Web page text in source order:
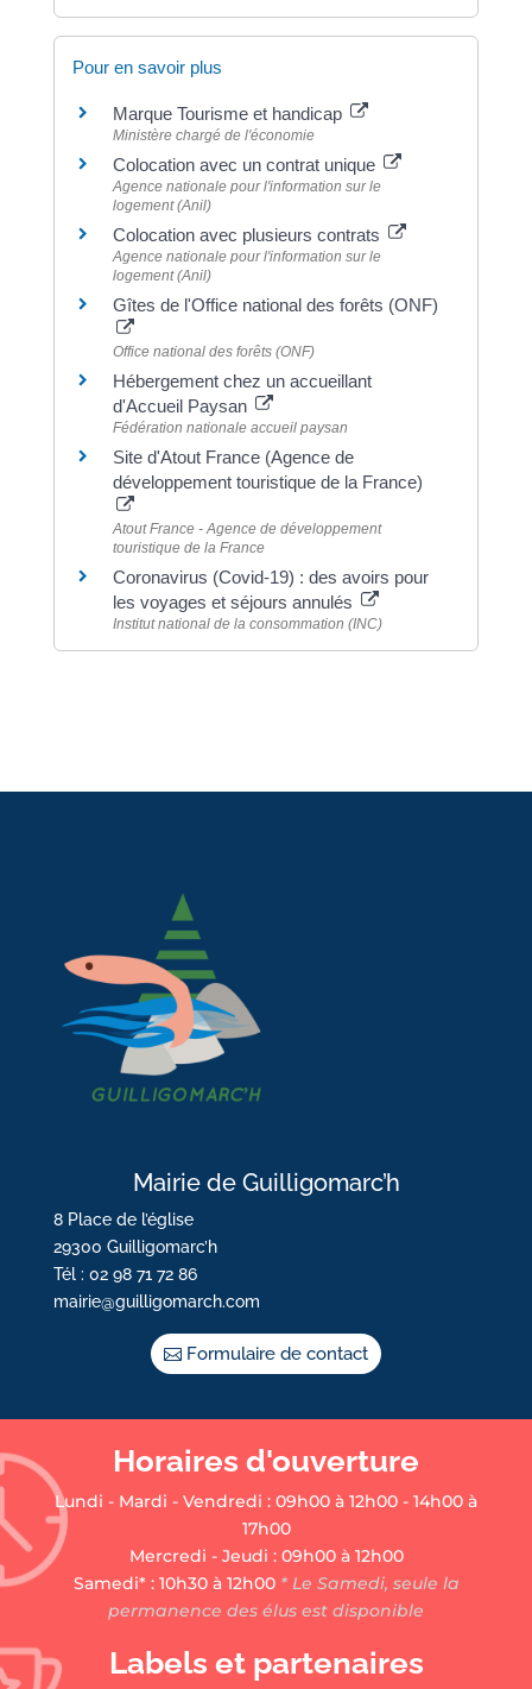
Pour en savoir plus
Marque Tourisme et handicap
Ministère chargé de l'économie
Colocation avec un contrat unique
Agence nationale pour l'information sur le
logement (Anil)
Colocation avec plusieurs contrats
Agence nationale pour l'information sur le
logement (Anil)
Gîtes de l'Office national des forêts (ONF)
Office national des forêts (ONF)
Hébergement chez un accueillant
d'Accueil Paysan
Fédération nationale accueil paysan
Site d'Atout France (Agence de
développement touristique de la France)
Atout France - Agence de développement
touristique de la France
Coronavirus (Covid-19) : des avoirs pour
les voyages et séjours annulés
Institut national de la consommation (INC)
Mairie de Guilligomarc’h
8 Place de l’église
29300 Guilligomarc’h
Tél : 02 98 71 72 86
mairie@guilligomarch.com
Formulaire de contact
Horaires d'ouverture
Lundi - Mardi - Vendredi : 09h00 à 12h00 - 14h00 à
17h00
Mercredi - Jeudi : 09h00 à 12h00
Samedi* : 10h30 à 12h00* Le Samedi, seule la
permanence des élus est disponible
Labels et partenaires